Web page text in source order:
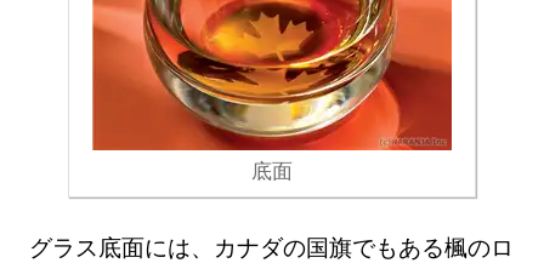
底面
グラス底面には、カナダの国旗でもある楓のロ